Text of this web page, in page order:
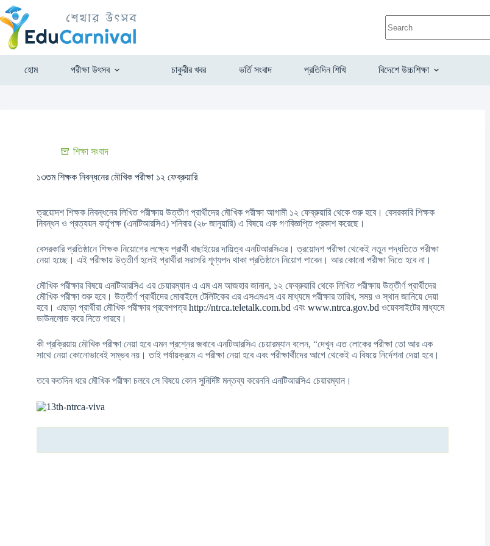
হোম পরীক্ষা উৎসব চাকুরীর খবর ভর্তি সংবাদ প্রতিদিন শিখি বিদেশে উচ্চশিক্ষা
শিক্ষা সংবাদ
১৩তম শিক্ষক নিবন্ধনের মৌখিক পরীক্ষা ১২ ফেব্রুয়ারি
ত্রয়োদশ শিক্ষক নিবন্ধনের লিখিত পরীক্ষায় উত্তীণ প্রার্থীদের মৌখিক পরীক্ষা আগামী ১২ ফেব্রুয়ারি থেকে শুরু হবে। বেসরকারি শিক্ষক
নিবন্ধন ও প্রত্যয়ন কর্তৃপক্ষ (এনটিআরসিএ) শনিবার (২৮ জানুয়ারি) এ বিষয়ে এক গণবিজ্ঞপ্তি প্রকাশ করেছে।
বেসরকারি প্রতিষ্ঠানে শিক্ষক নিয়োগের লক্ষ্যে প্রার্থী বাছাইয়ের দায়িত্ব এনটিআরসিএর। ত্রয়োদশ পরীক্ষা থেকেই নতুন পদ্ধতিতে পরীক্ষা
নেয়া হচ্ছে। এই পরীক্ষায় উত্তীর্ণ হলেই প্রার্থীরা সরাসরি শূণ্যপদ থাকা প্রতিষ্ঠানে নিয়োগ পাবেন। আর কোনো পরীক্ষা দিতে হবে না।
মৌখিক পরীক্ষার বিষয়ে এনটিআরসিএ এর চেয়ারম্যান এ এম এম আজহার জানান, ১২ ফেব্রুয়ারি থেকে লিখিত পরীক্ষায় উত্তীর্ণ প্রার্থীদের
মৌখিক পরীক্ষা শুরু হবে। উত্তীর্ণ প্রার্থীদের মোবাইলে টেলিটকের এর এসএমএস এর মাধ্যমে পরীক্ষার তারিখ, সময় ও স্থান জানিয়ে দেয়া
হবে। এছাড়া প্রার্থীরা মৌখিক পরীক্ষার প্রবেশপত্রhttp://ntrca.teletalk.com.bd এবং www.ntrca.gov.bd ওয়েবসাইটের মাধ্যমে
ডাউনলোড করে নিতে পারবে।
কী প্রক্রিয়ায় মৌখিক পরীক্ষা নেয়া হবে এমন প্রশ্নের জবাবে এনটিআরসিএ চেয়ারম্যান বলেন, “দেখুন এত লোকের পরীক্ষা তো আর এক
সাথে নেয়া কোনোভাবেই সম্ভব নয়। তাই পর্যায়ক্রমে এ পরীক্ষা নেয়া হবে এবং পরীক্ষার্থীদের আগে থেকেই এ বিষয়ে নির্দেশনা দেয়া হবে।
তবে কতদিন ধরে মৌখিক পরীক্ষা চলবে সে বিষয়ে কোন সুনির্দিষ্ট মন্তব্য করেননি এনটিআরসিএ চেয়ারম্যান।